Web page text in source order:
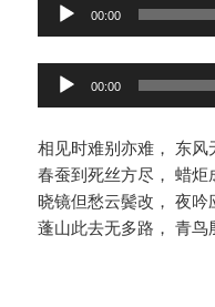
器
频
播
器
00:00
频
放
器
00:00
相见时难别亦难， 东风
春蚕到死丝方尽， 蜡炬
晓镜但愁云鬓改， 夜吟
蓬山此去无多路， 青鸟